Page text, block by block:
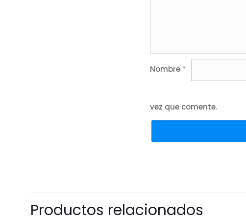
Nombre *
vez que comente.
Productos relacionados